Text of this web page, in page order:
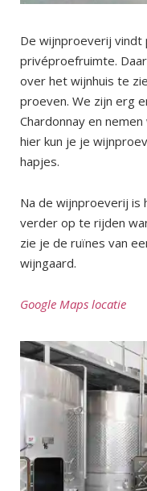
De wijnproeverij vindt
privéproefruimte.
over het wijnhuis te
proeven. We zijn erg
Chardonnay en
hier kun je je
hapjes.
Na de wijnproeverij is
verder op te rijden
zie je de ruïnes van
wijngaard.
Google Maps locatie